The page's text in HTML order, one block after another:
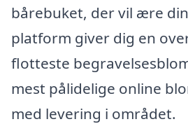
bårebuket, der vil ære
platform giver dig en
flotteste
mest pålidelige online
med levering i området.